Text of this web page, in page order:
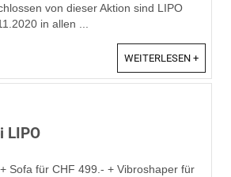
von dieser Aktion sind LIPO
in allen ...
WEITERLESEN +
LIPO
Sofa für CHF 499.- + Vibroshaper für